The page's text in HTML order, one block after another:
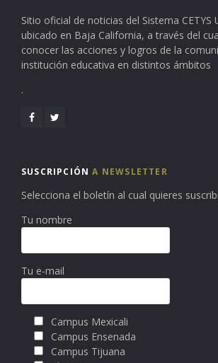
Sitio oficial de noticias del Sistema CETYS
ubicado en Baja California, a través del
conocer las acciones y logros de la
institución educativa en distintos ámbitos
.
SUSCRIPCIÓNA NEWSLETTER
Selecciona el boletín al cual quieres
Tu nombre
Tu e-mail
Campus Mexicali
Campus Ensenada
Campus Tijuana